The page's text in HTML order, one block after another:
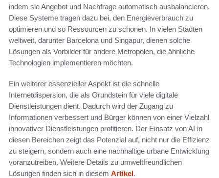
indem sie Angebot und Nachfrage automatisch ausbalancieren.
Diese Systeme tragen dazu bei, den Energieverbrauch zu
optimieren und so Ressourcen zu schonen. In vielen Städten
weltweit, darunter Barcelona und Singapur, dienen solche
Lösungen als Vorbilder für andere Metropolen, die ähnliche
Technologien implementieren möchten.
Ein weiterer essenzieller Aspekt ist die schnelle
Internetdispersion, die als Grundstein für viele digitale
Dienstleistungen dient. Dadurch wird der Zugang zu
Informationen verbessert und Bürger können von einer Vielzahl
innovativer Dienstleistungen profitieren. Der Einsatz von AI in
diesen Bereichen zeigt das Potenzial auf, nicht nur die Effizienz
zu steigern, sondern auch eine nachhaltige urbane Entwicklung
voranzutreiben. Weitere Details zu umweltfreundlichen
Lösungen finden sich in diesem Artikel.